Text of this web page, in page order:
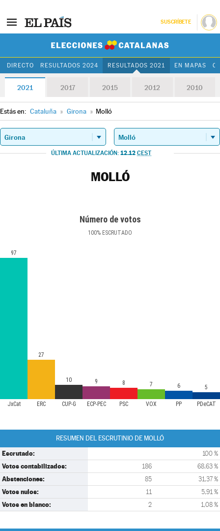
SUSCRÍBETE
DIRECTO RESULTADOS 2024 RESULTADOS 2021 EN MAPAS
2021 2017 2015 2012 2010
Estás en: Cataluña » Girona » Molló
ÚLTIMA ACTUALIZACIÓN: 12.12 CEST
MOLLÓ
Número de votos
100% ESCRUTADO
JxCat ERC CUP-G ECP-PEC PSC VOX PP PDeCAT
97
27
10 9 8 7 6 5
RESUMEN DEL ESCRUTINIO DE MOLLÓ
Escrutado: 100 %
Votos contabilizados: 186 68,63 %
Abstenciones: 85 31,37 %
Votos nulos: 11 5,91 %
Votos en blanco: 2 1,08 %